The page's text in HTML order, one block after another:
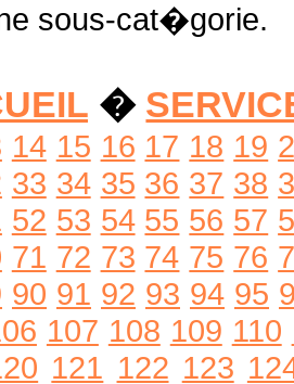
sous-cat�gorie.
�
14 15 16 17 18 19
33 34 35 36 37 38
52 53 54 55 56 57
71 72 73 74 75 76
90 91 92 93 94 95
107 108 109 110
121 122 123